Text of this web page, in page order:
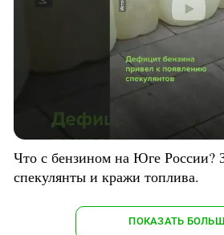
Что с бензином на Юге России?
спекулянты и кражи топлива.
ПОКАЗАТЬ